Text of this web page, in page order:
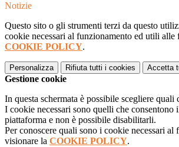
Notizie
Questo sito o gli strumenti terzi da questo
cookie necessari al funzionamento ed utili alle
COOKIE POLICY.
Personalizza Rifiuta tutti i cookies Accetta
Gestione cookie
In questa schermata è possibile scegliere quali
I cookie necessari sono quelli che consentono
piattaforma e non è possibile disabilitarli.
Per conoscere quali sono i cookie necessari al
visionare la COOKIE POLICY.